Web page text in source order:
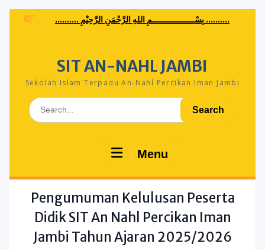
Skip
.......... بِسْــــــــــــــــــمِ اللهِ الرَّحْمَنِ الرَّحِيْمِ ..........
SIT AN-NAHL JAMBI
Sekolah Islam Terpadu An-Nahl Percikan Iman Jambi
Search
for:
Menu
Pengumuman Kelulusan Peserta
Didik SIT An Nahl Percikan Iman
Jambi Tahun Ajaran 2025/2026